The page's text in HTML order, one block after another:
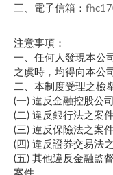
三、電子信箱：
注意事項：
一、任何人發現本公
之虞時，均得向本公
二、本制度受理之檢
(一) 違反金融控股公
(二) 違反銀行法之案件
(三) 違反保險法之案件
(四) 違反證券交易法之
(五) 其他違反金融監